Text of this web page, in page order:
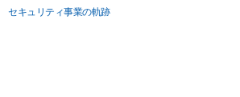
セキュリティ事業の軌跡